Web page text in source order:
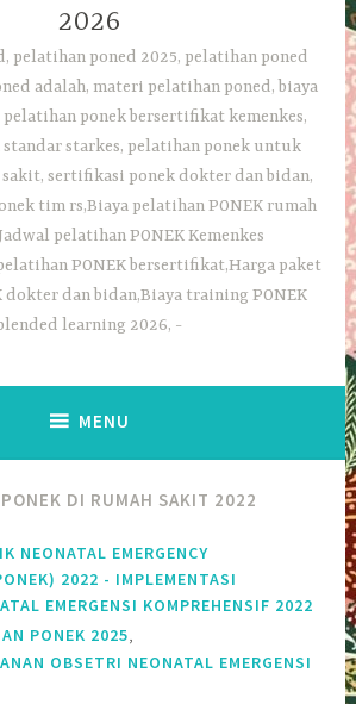
2026
pelatihan poned 2025, pelatihan poned
adalah, materi pelatihan poned, biaya
ponek bersertifikat kemenkes,
starkes, pelatihan ponek untuk
sertifikasi ponek dokter dan bidan,
tim rs,Biaya pelatihan PONEK rumah
pelatihan PONEK Kemenkes
PONEK bersertifikat,Harga paket
dokter dan bidan,Biaya training PONEK
blended learning 2026,
MENU
DI RUMAH SAKIT 2022
NEONATAL EMERGENCY
2022 - IMPLEMENTASI
EMERGENSI KOMPREHENSIF 2022
PONEK 2025,
OBSETRI NEONATAL EMERGENSI